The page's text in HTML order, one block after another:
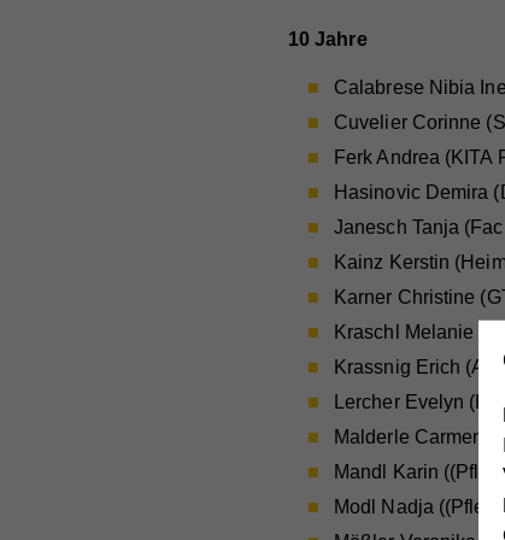
10 Jahre
Calabrese Nibia
Cuvelier Corinne
Ferk Andrea (KITA
Hasinovic Demira
Janesch Tanja
Kainz Kerstin
Karner Christine
Kraschl Melanie
Krassnig Erich
Lercher Evelyn
Malderle Carmen
Mandl Karin
Modl Nadja